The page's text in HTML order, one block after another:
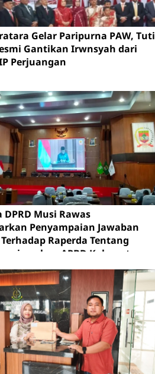
Gelar Paripurna PAW, Tuti
Gantikan Irwnsyah dari
Perjuangan
Musi Rawas
Penyampaian Jawaban
Raperda Tentang
APBD Kabupaten
Tahun Anggaran 2025.